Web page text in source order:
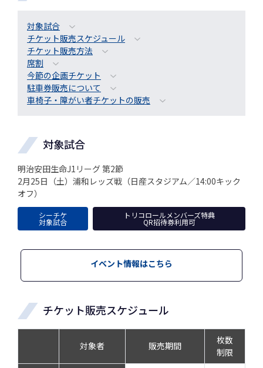
対象試合
チケット販売スケジュール
チケット販売方法
席割
今節の企画チケット
駐車券販売について
車椅子・障がい者チケットの販売
対象試合
明治安田生命J1リーグ 第2節
2月25日（土）浦和レッズ戦（日産スタジアム／14:00キック
オフ）
シーチケ
対象試合
トリコロールメンバーズ特典
QR招待券利用可
イベント情報はこちら
チケット販売スケジュール
対象者 販売期間
枚数
制限